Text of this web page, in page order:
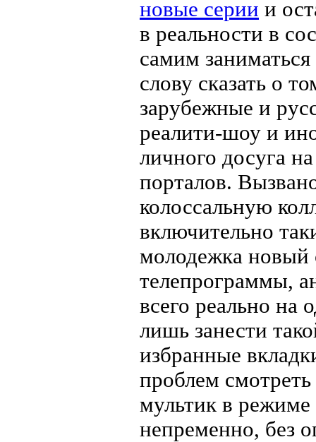
новые серии и
в реальности в
самим
слову сказать о
зарубежные и
реалити-шоу и
личного досуга
порталов.
колоссальную
включительно
молодежка новый
телепрограммы,
всего реально на
лишь занести
избранные
проблем
мультик в
непременно, без